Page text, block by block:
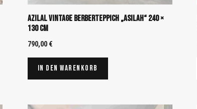
Azilal Vintage Berberteppich „Asilah“ 240 ×
130 cm
790,00 €
In den Warenkorb